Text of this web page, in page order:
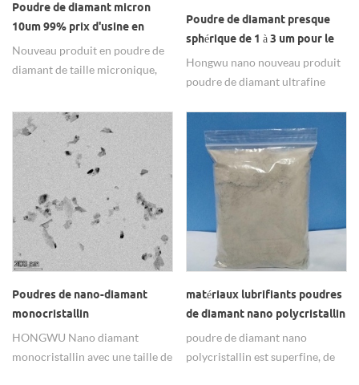
Poudre de diamant micron
10um 99% prix d'usine en
Chine
Nouveau produit en poudre de
diamant de taille micronique,
peut offrir en petite quantité et
par lots. tout besoin est
bienvenue à l'enquête.
Poudre de diamant presque
sphérique de 1 à 3 um pour le
polissage
Hongwu nano nouveau produit
poudre de diamant ultrafine
appliquée pour le polissage, etc.
Offre directe d'usine avec un
prix avantageux, tout besoin est
bienvenu à l'enquête
Poudres de nano-diamant
monocristallin
HONGWU Nano diamant
monocristallin avec une taille de
matériaux lubrifiants poudres
de diamant nano polycristallin
poudre de diamant nano
polycristallin est superfine, de